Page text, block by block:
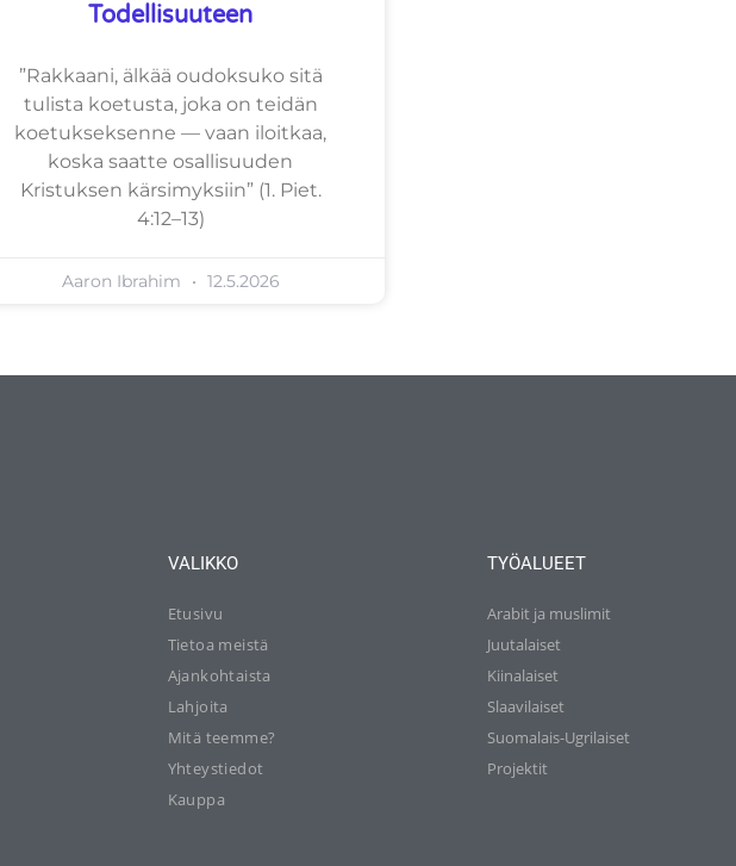
Todellisuuteen
”Rakkaani, älkää oudoksuko sitä
tulista koetusta, joka on teidän
koetukseksenne — vaan iloitkaa,
koska saatte osallisuuden
Kristuksen kärsimyksiin” (1. Piet.
4:12–13)
Aaron Ibrahim 12.5.2026
VALIKKO
Etusivu
Tietoa meistä
Ajankohtaista
Lahjoita
Mitä teemme?
Yhteystiedot
Kauppa
TYÖALUEET
Arabit ja muslimit
Juutalaiset
Kiinalaiset
Slaavilaiset
Suomalais-Ugrilaiset
Projektit